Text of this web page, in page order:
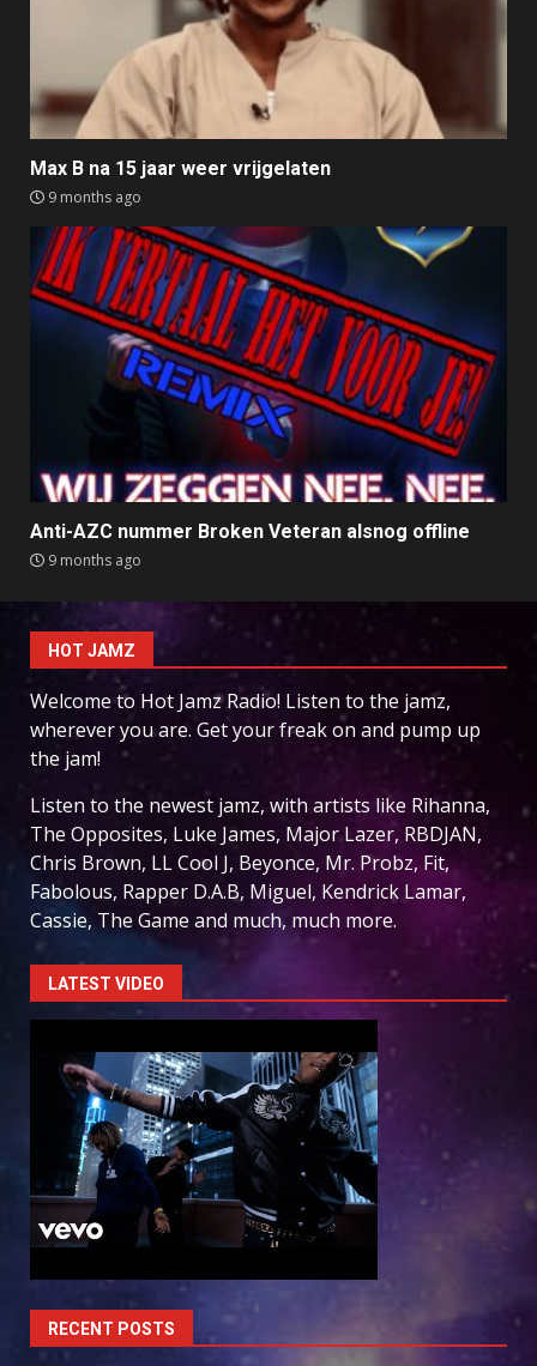
Max B na 15 jaar weer vrijgelaten
9 months ago
Anti-AZC nummer Broken Veteran alsnog offline
9 months ago
HOT JAMZ
Welcome to Hot Jamz Radio! Listen to the jamz,
wherever you are. Get your freak on and pump up
the jam!
Listen to the newest jamz, with artists like Rihanna,
The Opposites, Luke James, Major Lazer, RBDJAN,
Chris Brown, LL Cool J, Beyonce, Mr. Probz, Fit,
Fabolous, Rapper D.A.B, Miguel, Kendrick Lamar,
Cassie, The Game and much, much more.
LATEST VIDEO
RECENT POSTS